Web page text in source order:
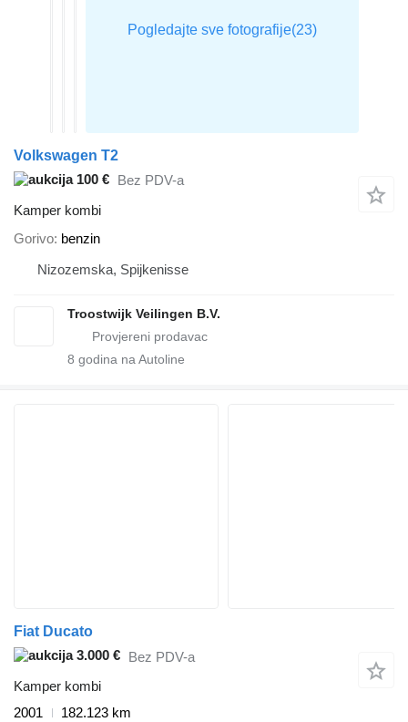
Volkswagen T2
100 € Bez PDV-a
Kamper kombi
Gorivo benzin
Nizozemska, Spijkenisse
Troostwijk Veilingen B.V.
8 godina na Autoline
Fiat Ducato
3.000 € Bez PDV-a
Kamper kombi
2001
182.123 km